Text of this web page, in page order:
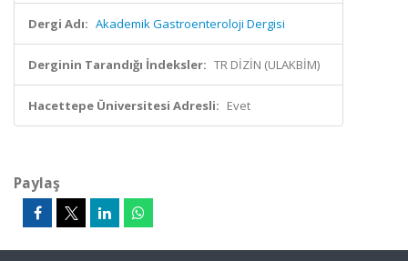
Dergi Adı: Akademik Gastroenteroloji Dergisi
Derginin Tarandığı İndeksler: TR DİZİN (ULAKBİM)
Hacettepe Üniversitesi Adresli: Evet
Paylaş